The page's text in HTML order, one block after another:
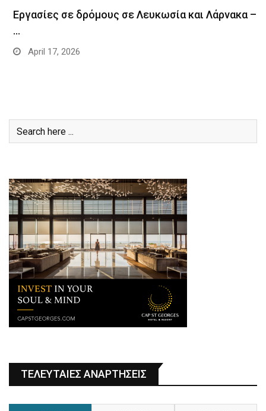
Εργασίες σε δρόμους σε Λευκωσία και Λάρνακα –
…
April 17, 2026
ΤΕΛΕΥΤΑΙΕΣ ΑΝΑΡΤΗΣΕΙΣ